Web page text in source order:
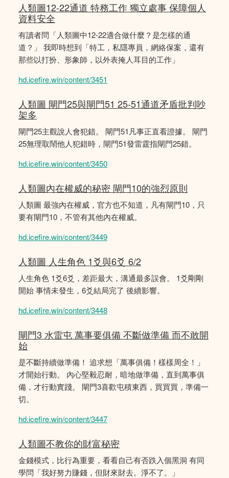
人類圖12-22通道 特務工作 獨立處事 保障個人
資料安全
有讀者問「人類圖中12-22適合做什麼？是怎樣的通
道？」 我即時想到「特工，私隱專員，網絡保案，還有
那些以打扮、形象師，以外表掩人耳目的工作」
hd.icefire.win/content/3451
人類圖 閘門25與閘門51 25-51通道矛盾批判吵
架多
閘門25主觀說人會犯錯。 閘門51凡事正直看證據。 閘門
25無理取鬧他人犯錯時，閘門51發雷霆指閘門25錯。
hd.icefire.win/content/3450
人類圖內在權威的秘密 閘門10的強烈原則
人類圖 最強內在權威，官方也不知道，凡有閘門10，只
要有閘門10，不管有其他內在權威。
hd.icefire.win/content/3449
人類圖 人生角色 1爻與6爻 6/2
人生角色 1爻6爻，差距最大，溝通最多誤會。 1爻剛剛
開始 事情未發生，6爻結局完了 後續影響。
hd.icefire.win/content/3448
閘門3 水雷屯 萬事要俱備 不斷做準備 而不敢開
始
是不斷持續做準備！ 追求想「萬事俱備！樣樣周全！」
才開始行動。 內心堅毅忍耐，暗地做準備，直到萬事俱
備，才行動實踐。 閘門3喜歡屯積東西，買買買，準備一
切。
hd.icefire.win/content/3447
人類圖不教你的財富秘密
金錢模式，比行為重要，看看自己有否跌入個黑洞 有同
學問「我好努力賺錢，但財來財去。淨不了。」